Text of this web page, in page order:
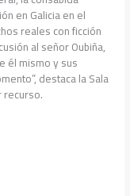
en Galicia en el
reales con ficción
al señor Oubiña,
él mismo y sus
destaca la Sala
recurso.